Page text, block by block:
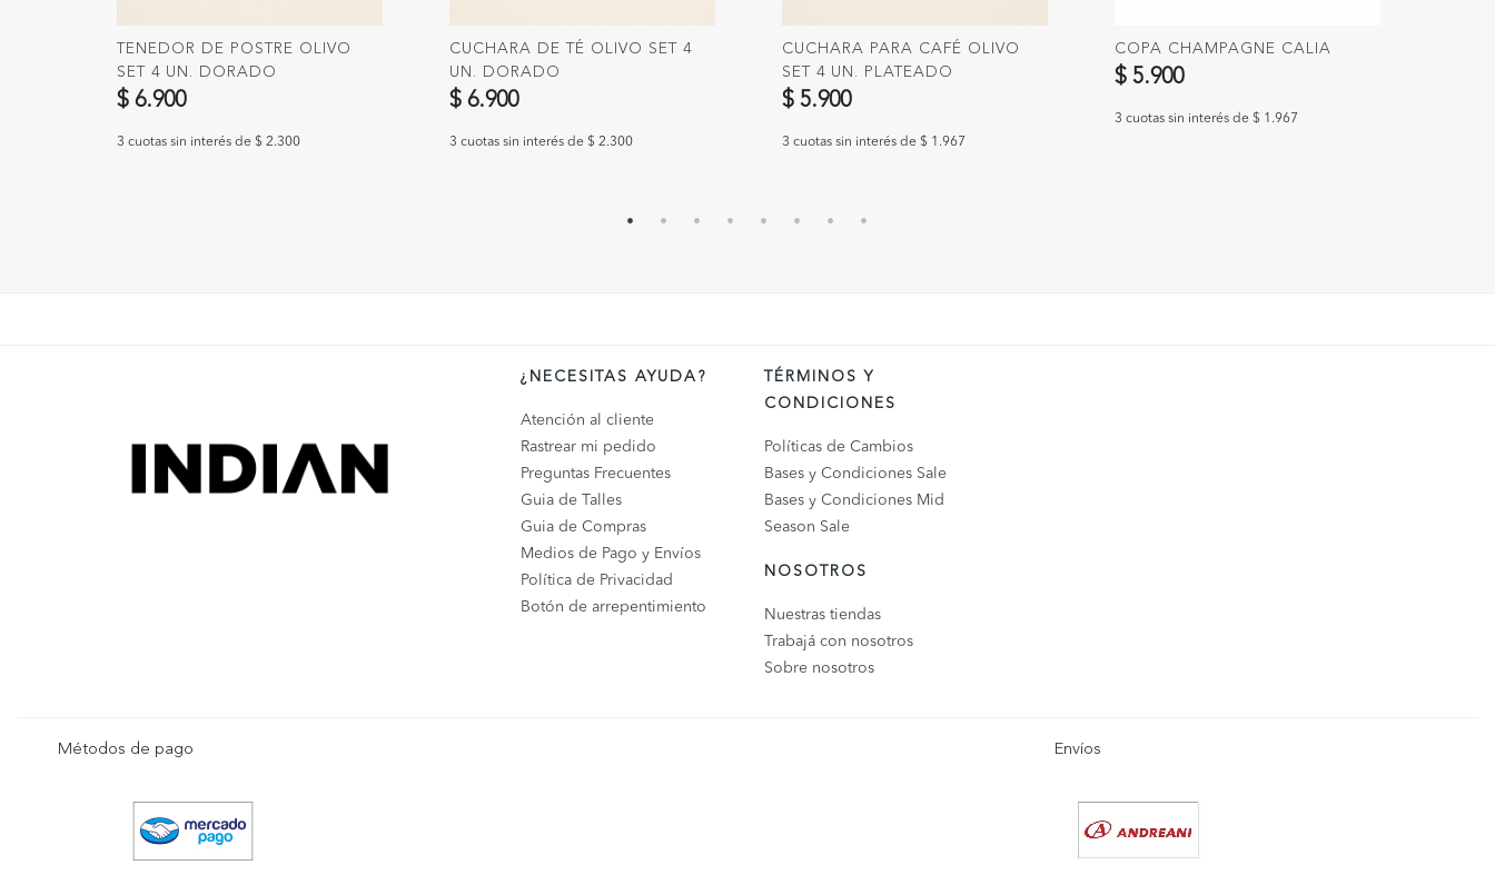
TENEDOR DE POSTRE OLIVO
SET 4 UN. DORADO
$ 6.900
3 cuotas sin interés de $ 2.300
CUCHARA DE TÉ OLIVO SET 4
UN. DORADO
$ 6.900
3 cuotas sin interés de $ 2.300
CUCHARA PARA CAFÉ OLIVO
SET 4 UN. PLATEADO
$ 5.900
3 cuotas sin interés de $ 1.967
COPA CHAMPAGNE CALIA
$ 5.900
3 cuotas sin interés de $ 1.967
¿NECESITAS AYUDA?
Atención al cliente
Rastrear mi pedido
Preguntas Frecuentes
Guia de Talles
Guia de Compras
Medios de Pago y Envíos
Política de Privacidad
Botón de arrepentimiento
TÉRMINOS Y
CONDICIONES
Políticas de Cambios
Bases y Condiciones Sale
Bases y Condiciones Mid
Season Sale
NOSOTROS
Nuestras tiendas
Trabajá con nosotros
Sobre nosotros
Métodos de pago Envíos